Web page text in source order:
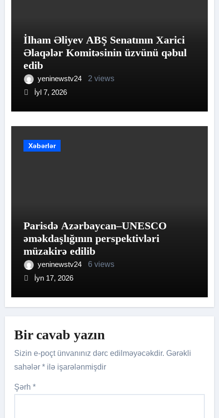
İlham Əliyev ABŞ Senatının Xarici
Əlaqələr Komitəsinin üzvünü qəbul
edib
yeninewstv24
2 views
İyl 7, 2026
Xəbərlər
Parisdə Azərbaycan–UNESCO
əməkdaşlığının perspektivləri
müzakirə edilib
yeninewstv24
6 views
İyn 17, 2026
Bir cavab yazın
Sizin e-poçt ünvanınız dərc edilməyəcəkdir. Gərəkli
sahələr* ilə işarələnmişdir
Şərh*